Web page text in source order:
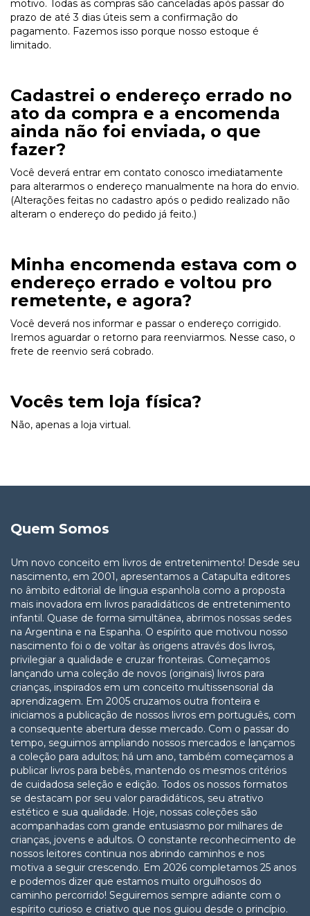
motivo. Todas as compras são canceladas após passar do
prazo de até 3 dias úteis sem a confirmação do
pagamento. Fazemos isso porque nosso estoque é
limitado.
Cadastrei o endereço errado no
ato da compra e a encomenda
ainda não foi enviada, o que
fazer?
Você deverá entrar em contato conosco imediatamente
para alterarmos o endereço manualmente na hora do envio.
(Alterações feitas no cadastro após o pedido realizado não
alteram o endereço do pedido já feito.)
Minha encomenda estava com o
endereço errado e voltou pro
remetente, e agora?
Você deverá nos informar e passar o endereço corrigido.
Iremos aguardar o retorno para reenviarmos. Nesse caso, o
frete de reenvio será cobrado.
Vocês tem loja física?
Não, apenas a loja virtual.
Quem Somos
Um novo conceito em livros de entretenimento! Desde seu
nascimento, em 2001, apresentamos a Catapulta editores
no âmbito editorial de língua espanhola como a proposta
mais inovadora em livros paradidáticos de entretenimento
infantil. Quase de forma simultânea, abrimos nossas sedes
na Argentina e na Espanha. O espírito que motivou nosso
nascimento foi o de voltar às origens através dos livros,
privilegiar a qualidade e cruzar fronteiras. Começamos
lançando uma coleção de novos (originais) livros para
crianças, inspirados em um conceito multissensorial da
aprendizagem. Em 2005 cruzamos outra fronteira e
iniciamos a publicação de nossos livros em português, com
a consequente abertura desse mercado. Com o passar do
tempo, seguimos ampliando nossos mercados e lançamos
a coleção para adultos; há um ano, também começamos a
publicar livros para bebês, mantendo os mesmos critérios
de cuidadosa seleção e edição. Todos os nossos formatos
se destacam por seu valor paradidáticos, seu atrativo
estético e sua qualidade. Hoje, nossas coleções são
acompanhadas com grande entusiasmo por milhares de
crianças, jovens e adultos. O constante reconhecimento de
nossos leitores continua nos abrindo caminhos e nos
motiva a seguir crescendo. Em 2026 completamos 25 anos
e podemos dizer que estamos muito orgulhosos do
caminho percorrido! Seguiremos sempre adiante com o
espírito curioso e criativo que nos guiou desde o princípio.